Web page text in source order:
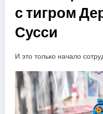
с тигром
Сусси
И это только начало